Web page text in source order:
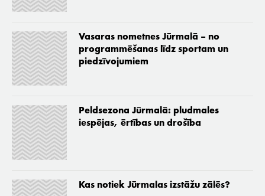
Vasaras nometnes Jūrmalā – no
programmēšanas līdz sportam un
piedzīvojumiem
Peldsezona Jūrmalā: pludmales
iespējas, ērtības un drošība
Kas notiek Jūrmalas izstāžu zālēs?